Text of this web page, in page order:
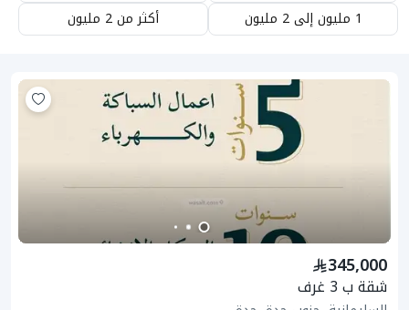
1 مليون إلى 2 مليون
أكثر من 2 مليون
345,000
شقة ب 3 غرف